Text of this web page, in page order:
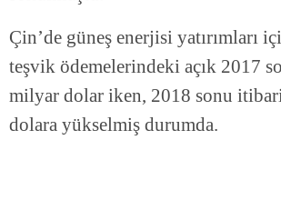
Çin’de güneş enerjisi yatırımları
teşvik ödemelerindeki açık 2017
milyar dolar iken, 2018 sonu
dolara yükselmiş durumda.